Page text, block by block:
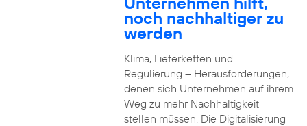
noch nachhaltiger zu
werden
Klima, Lieferketten und
Regulierung – Herausforderungen,
denen sich Unternehmen auf ihrem
Weg zu mehr Nachhaltigkeit
stellen müssen. Die Digitalisierung